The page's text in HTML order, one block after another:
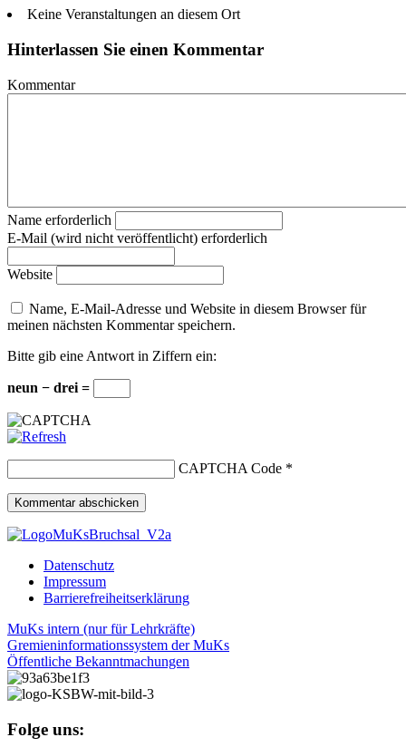
Keine Veranstaltungen an diesem Ort
Hinterlassen Sie einen Kommentar
Kommentar
Name erforderlich
E-Mail (wird nicht veröffentlicht) erforderlich
Website
Name, E-Mail-Adresse und Website in diesem Browser für
meinen nächsten Kommentar speichern.
Bitte gib eine Antwort in Ziffern ein:
neun − drei =
CAPTCHA Code *
Datenschutz
Impressum
Barrierefreiheitserklärung
MuKs intern (nur für Lehrkräfte)
Gremieninformationssystem der MuKs
Öffentliche Bekanntmachungen
Folge uns: